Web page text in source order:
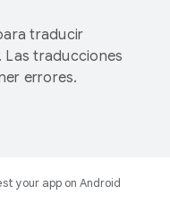
traducir
traducciones
errores.
your app on Android